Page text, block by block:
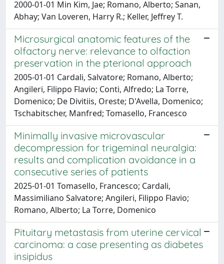
2000-01-01 Min Kim, Jae; Romano, Alberto; Sanan,
Abhay; Van Loveren, Harry R.; Keller, Jeffrey T.
Microsurgical anatomic features of the
olfactory nerve: relevance to olfaction
preservation in the pterional approach
2005-01-01 Cardali, Salvatore; Romano, Alberto;
Angileri, Filippo Flavio; Conti, Alfredo; La Torre,
Domenico; De Divitiis, Oreste; D'Avella, Domenico;
Tschabitscher, Manfred; Tomasello, Francesco
Minimally invasive microvascular
decompression for trigeminal neuralgia:
results and complication avoidance in a
consecutive series of patients
2025-01-01 Tomasello, Francesco; Cardali,
Massimiliano Salvatore; Angileri, Filippo Flavio;
Romano, Alberto; La Torre, Domenico
Pituitary metastasis from uterine cervical
carcinoma: a case presenting as diabetes
insipidus